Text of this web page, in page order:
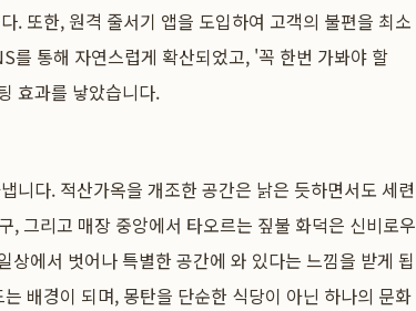
. 또한, 원격 줄서기 앱을 도입하여 고객의 불편을 최소
를 통해 자연스럽게 확산되었고, '꼭 한번 가봐야 할
효과를 낳았습니다.
니다. 적산가옥을 개조한 공간은 낡은 듯하면서도 세련
그리고 매장 중앙에서 타오르는 짚불 화덕은 신비로우
에서 벗어나 특별한 공간에 와 있다는 느낌을 받게 됩
배경이 되며, 몽탄을 단순한 식당이 아닌 하나의 문화